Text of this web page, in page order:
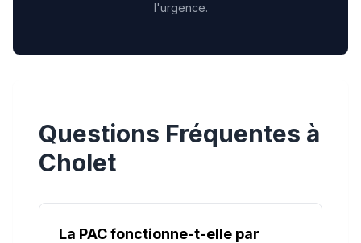
l'urgence.
Questions Fréquentes à
Cholet
La PAC fonctionne-t-elle par